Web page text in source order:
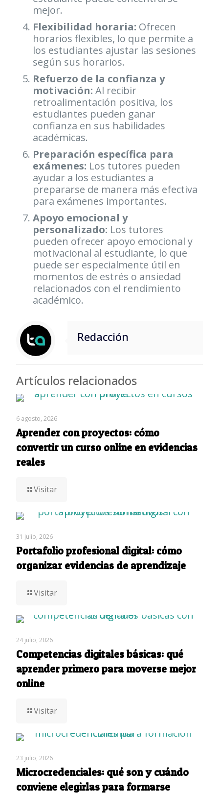
mejor.
Flexibilidad horaria: Ofrecen
horarios flexibles, lo que permite a
los estudiantes ajustar las sesiones
según sus horarios.
Refuerzo de la confianza y
motivación: Al recibir
retroalimentación positiva, los
estudiantes pueden ganar
confianza en sus habilidades
académicas.
Preparación específica para
exámenes: Los tutores pueden
ayudar a los estudiantes a
prepararse de manera más efectiva
para exámenes importantes.
Apoyo emocional y
personalizado: Los tutores
pueden ofrecer apoyo emocional y
motivacional al estudiante, lo que
puede ser especialmente útil en
momentos de estrés o ansiedad
relacionados con el rendimiento
académico.
Redacción
Artículos relacionados
6 agosto, 2026
Aprender con proyectos: cómo
convertir un curso online en evidencias
reales
Visitar
31 julio, 2026
Portafolio profesional digital: cómo
organizar evidencias de aprendizaje
Visitar
24 julio, 2026
Competencias digitales básicas: qué
aprender primero para moverse mejor
online
Visitar
23 julio, 2026
Microcredenciales: qué son y cuándo
conviene elegirlas para formarse